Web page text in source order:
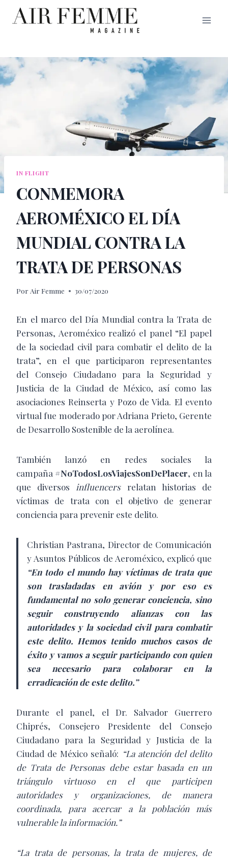
Saltar
IN FLIGHT
CONMEMORA
AEROMÉXICO EL DÍA
MUNDIAL CONTRA LA
TRATA DE PERSONAS
Por Air Femme 30/07/2020
En el marco del Día Mundial contra la Trata de
Personas, Aeroméxico realizó el panel “El papel
de la sociedad civil para combatir el delito de la
trata”, en el que participaron representantes
del Consejo Ciudadano para la Seguridad y
Justicia de la Ciudad de México, así como las
asociaciones Reinserta y Pozo de Vida. El evento
virtual fue moderado por Adriana Prieto, Gerente
de Desarrollo Sostenible de la aerolínea.
También lanzó en redes sociales la
campaña #NoTodosLosViajesSonDePlacer, en la
que diversos influencersrelatan historias de
víctimas de trata con el objetivo de generar
conciencia para prevenir este delito.
Christian Pastrana, Director de Comunicación
y Asuntos Públicos de Aeroméxico, explicó que
“En todo el mundo hay víctimas de trata que
son trasladadas en avión y por eso es
fundamental no solo generar conciencia, sino
seguir construyendo alianzas con las
autoridades y la sociedad civil para combatir
este delito. Hemos tenido muchos casos de
éxito y vamos a seguir participando con quien
sea necesario para colaborar en la
erradicación de este delito.”
Durante el panel, el Dr. Salvador Guerrero
Chiprés, Consejero Presidente del Consejo
Ciudadano para la Seguridad y Justicia de la
Ciudad de México señaló: “La atención del delito
de Trata de Personas debe estar basada en un
triángulo virtuoso en el que participen
autoridades y organizaciones, de manera
coordinada, para acercar a la población más
vulnerable la información.”
“La trata de personas, la trata de mujeres, de